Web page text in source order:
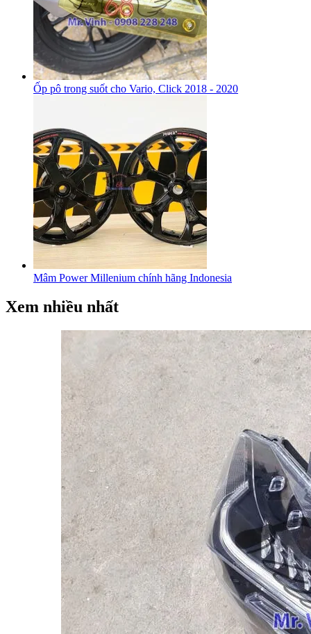
Ốp pô trong suốt cho Vario, Click 2018 - 2020
Mâm Power Millenium chính hãng Indonesia
Xem nhiều nhất